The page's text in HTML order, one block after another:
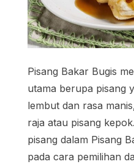
Pisang Bakar Bugis
utama berupa pisang
lembut dan rasa
raja atau pisang
pisang dalam Pisang
pada cara pemilihan